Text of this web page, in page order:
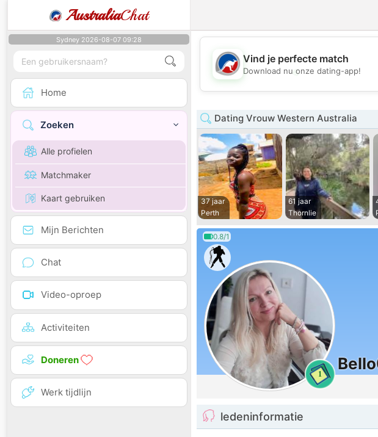
AustraliaChat
Sydney 2026-08-07 09:28
Home
Zoeken
Alle profielen
Matchmaker
Kaart gebruiken
Mijn Berichten
Chat
Video-oproep
Activiteiten
Doneren
Werk tijdlijn
💖
Vind je perfecte match
Download nu onze dating-app!
Dating Vrouw Western Australia
37 jaar
Perth
61 jaar
Thornlie
0.8/1
1
ledeninformatie